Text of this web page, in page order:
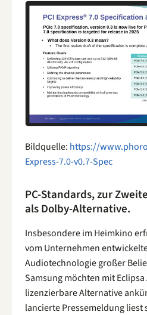
Bildquelle: https://
Express-7.0-v0.7-Spec
PC-Standards, zur
als Dolby-Alternative.
Insbesondere im Heimkino
vom Unternehmen
Audiotechnologie großer
Samsung möchten mit
lizenzierbare Alternative
lancierte Pressemeldung